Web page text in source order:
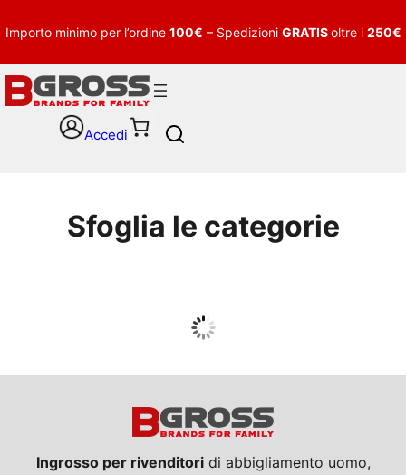
Importo minimo per l’ordine 100€ – Spedizioni GRATISoltre i 250€
Accedi
h
Sfoglia le categorie
Guarda tutto
Ingrosso per rivenditoridi abbigliamento uomo,